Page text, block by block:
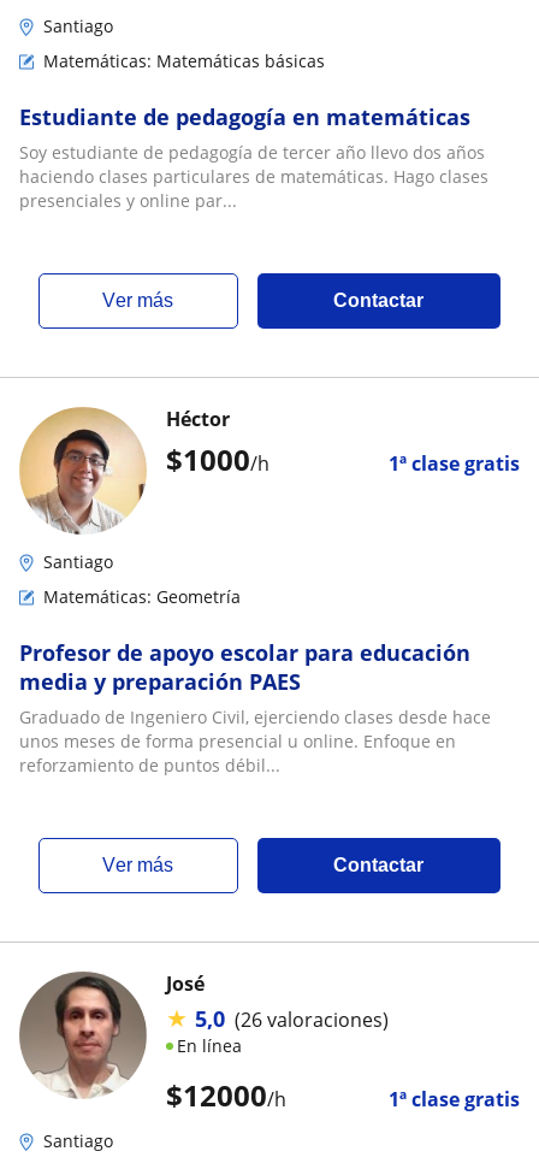
Santiago
Matemáticas: Matemáticas básicas
Estudiante de pedagogía en matemáticas
Soy estudiante de pedagogía de tercer año llevo dos años
haciendo clases particulares de matemáticas. Hago clases
presenciales y online par...
ver más Contactar
$1000/h 1ª clase gratis
Héctor
Santiago
Matemáticas: Geometría
Profesor de apoyo escolar para educación
media y preparación PAES
Graduado de Ingeniero Civil, ejerciendo clases desde hace
unos meses de forma presencial u online. Enfoque en
reforzamiento de puntos débil...
ver más Contactar
$12000/h 1ª clase gratis
José
★ 5,0 (26 valoraciones)
En línea
Santiago